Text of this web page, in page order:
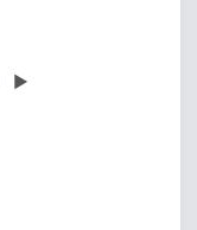
▶